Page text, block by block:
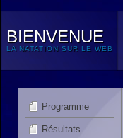
BIENVENUE
LA NATATION SUR LE WEB
Programme
Résultats